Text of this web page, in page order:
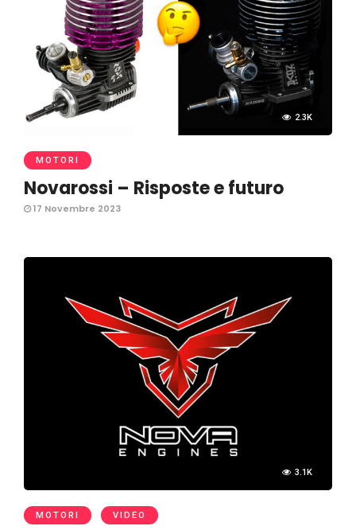
2.3K
MOTORI
Novarossi – Risposte e futuro
17 Novembre 2023
3.1K
MOTORI VIDEO